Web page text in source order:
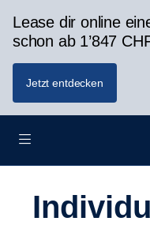
Lease dir online
schon ab 1’847
Jetzt entdecken